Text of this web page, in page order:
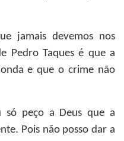
jamais devemos nos
Pedro Taques é que a
e que o crime não
só peço a Deus que a
Pois não posso dar a